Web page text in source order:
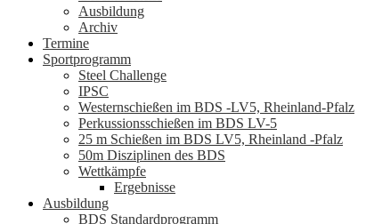
Ausbildung
Archiv
Termine
Sportprogramm
Steel Challenge
IPSC
Westernschießen im BDS -LV5, Rheinland-Pfalz
Perkussionsschießen im BDS LV-5
25 m Schießen im BDS LV5, Rheinland -Pfalz
50m Disziplinen des BDS
Wettkämpfe
Ergebnisse
Ausbildung
BDS Standardprogramm